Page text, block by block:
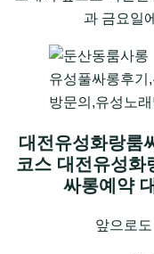
과 금요일
유성풀싸롱후기
방문의,유성노
대전유성화랑룸
코스 대전유성화
싸롱예약
앞으로